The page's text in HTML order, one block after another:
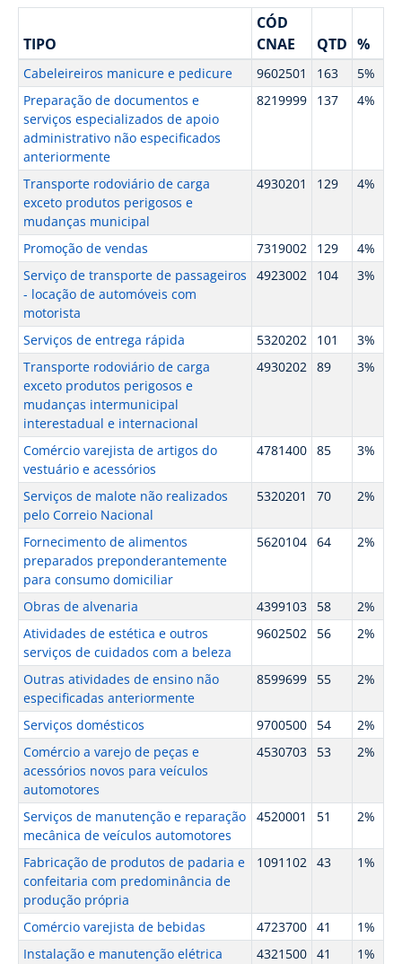
TIPO
CÓD
CNAE
QTD %
Cabeleireiros manicure e pedicure 9602501 163
5%
Preparação de documentos e
serviços especializados de apoio
administrativo não especificados
anteriormente
8219999 137 4%
Transporte rodoviário de carga
exceto produtos perigosos e
mudanças municipal
4930201 129 4%
Promoção de vendas 7319002 129
4%
Serviço de transporte de passageiros
- locação de automóveis com
motorista
4923002 104 3%
Serviços de entrega rápida 5320202 101
3%
Transporte rodoviário de carga
exceto produtos perigosos e
mudanças intermunicipal
interestadual e internacional
4930202 89 3%
Comércio varejista de artigos do
vestuário e acessórios
4781400 85 3%
Serviços de malote não realizados
pelo Correio Nacional
5320201 70 2%
Fornecimento de alimentos
preparados preponderantemente
para consumo domiciliar
5620104 64 2%
Obras de alvenaria 4399103 58
2%
Atividades de estética e outros
serviços de cuidados com a beleza
9602502 56 2%
Outras atividades de ensino não
especificadas anteriormente
8599699 55 2%
Serviços domésticos 9700500 54
2%
Comércio a varejo de peças e
acessórios novos para veículos
automotores
4530703 53 2%
Serviços de manutenção e reparação
mecânica de veículos automotores
4520001 51 2%
Fabricação de produtos de padaria e
confeitaria com predominância de
produção própria
1091102 43 1%
Comércio varejista de bebidas 4723700 41
1%
Instalação e manutenção elétrica
4321500 41 1%